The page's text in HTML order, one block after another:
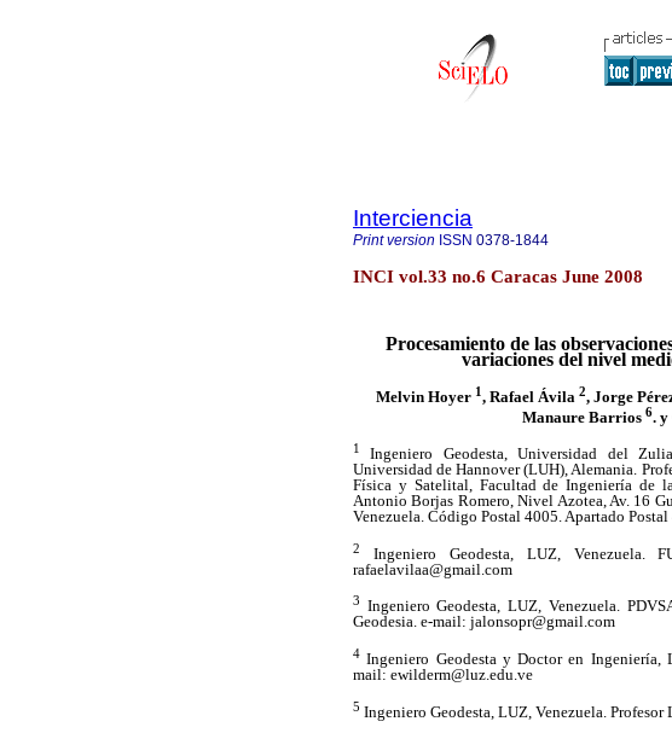
Interciencia
Print version ISSN 0378-1844
INCI vol.33 no.6 Caracas June 2008
Procesamiento de las
variaciones del nivel
Melvin Hoyer 1, Rafael Ávila 2, Jorge
Manaure Barrios 6. y
1
Ingeniero Geodesta, Universidad del
Universidad de Hannover (LUH), Alemania.
Física y Satelital, Facultad de Ingeniería de
Antonio Borjas Romero, Nivel Azotea, Av. 16
Venezuela. Código Postal 4005. Apartado
2 Ingeniero Geodesta, LUZ, Venezuela.
rafaelavilaa@gmail.com
3 Ingeniero Geodesta, LUZ, Venezuela.
Geodesia. e-mail: jalonsopr@gmail.com
4Ingeniero Geodesta y Doctor en Ingeniería,
mail: ewilderm@luz.edu.ve
5 Ingeniero Geodesta, LUZ, Venezuela.